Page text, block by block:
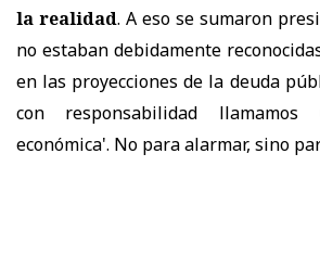
la realidad. A eso se sumaron
no estaban debidamente
en las proyecciones de la deuda
con responsabilidad llamamos
económica'. No para alarmar, sino